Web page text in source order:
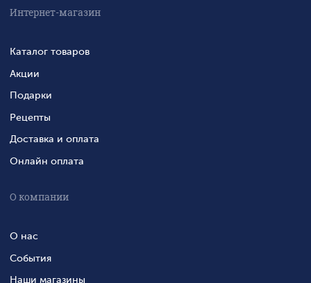
Интернет-магазин
Каталог товаров
Акции
Подарки
Рецепты
Доставка и оплата
Онлайн оплата
О компании
О нас
События
Наши магазины